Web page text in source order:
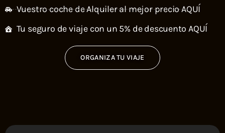
Vuestro coche de Alquiler al mejor precio AQUÍ
Tu seguro de viaje con un 5% de descuento AQUÍ
ORGANIZA TU VIAJE